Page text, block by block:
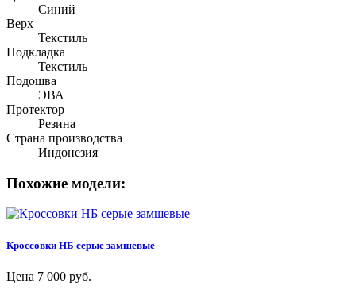
Синий
Верх
Текстиль
Подкладка
Текстиль
Подошва
ЭВА
Протектор
Резина
Страна производства
Индонезия
Похожие модели:
Кроссовки НБ серые замшевые
Цена 7 000 руб.